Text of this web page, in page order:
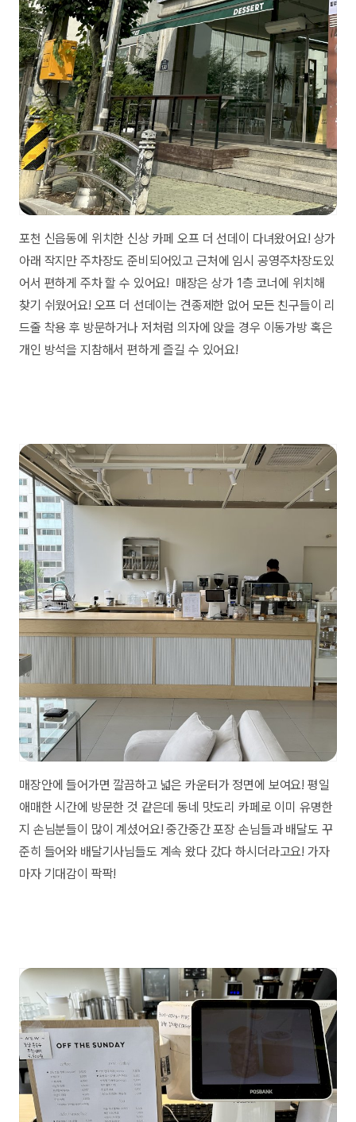
포천 신읍동에 위치한 신상 카페 오프 더 선데이 다녀왔어요! 상가
아래 작지만 주차장도 준비되어있고 근처에 임시 공영주차장도있
어서 편하게 주차 할 수 있어요! 매장은 상가 1층 코너에 위치해
찾기 쉬웠어요! 오프 더 선데이는 견종제한 없어 모든 친구들이 리
드줄 착용 후 방문하거나 저처럼 의자에 앉을 경우 이동가방 혹은
개인 방석을 지참해서 편하게 즐길 수 있어요!
매장안에 들어가면 깔끔하고 넓은 카운터가 정면에 보여요! 평일
애매한 시간에 방문한 것 같은데 동네 맛도리 카페로 이미 유명한
지 손님분들이 많이 계셨어요! 중간중간 포장 손님들과 배달도 꾸
준히 들어와 배달기사님들도 계속 왔다 갔다 하시더라고요! 가자
마자 기대감이 팍팍!